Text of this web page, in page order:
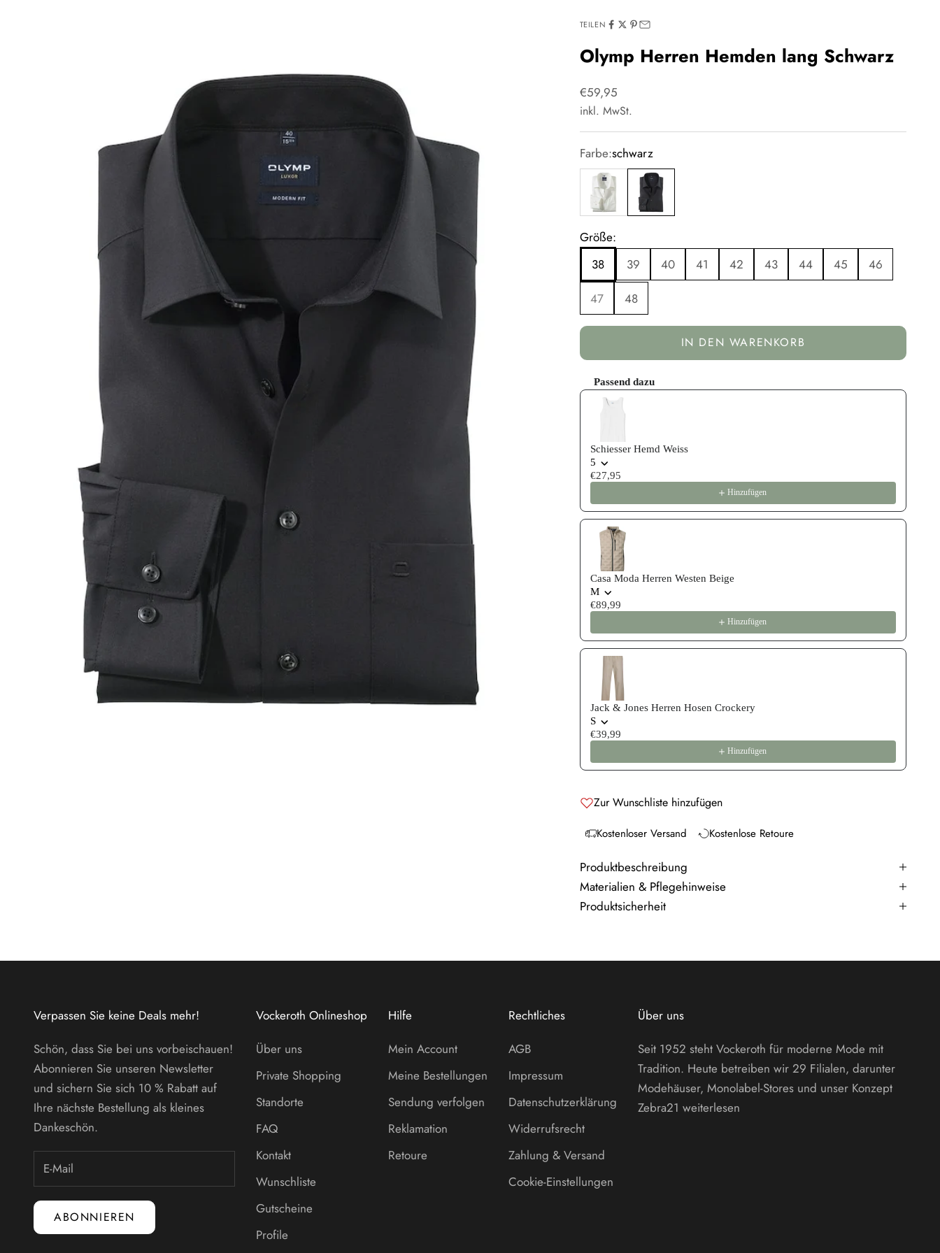
TEILEN
Olymp Herren Hemden lang Schwarz
Angebot
€59,95
inkl. MwSt.
Farbe:schwarz
weiss
schwarz
Größe:
38
39 40 41 42 43 44 45 46
47 48
IN DEN WARENKORB
Passend dazu
Use the Previous and Next buttons to navigate through product
Schiesser Hemd Weiss
5
€27,95
Hinzufügen
Casa Moda Herren Westen Beige
M
€89,99
Hinzufügen
Jack & Jones Herren Hosen Crockery
S
€39,99
Hinzufügen
Zur Wunschliste hinzufügen
Kostenloser Versand Kostenlose Retoure
Produktbeschreibung
Materialien & Pflegehinweise
Produktsicherheit
Verpassen Sie keine Deals mehr!
Schön, dass Sie bei uns vorbeischauen!
Abonnieren Sie unseren Newsletter
und sichern Sie sich 10 % Rabatt auf
Ihre nächste Bestellung als kleines
Dankeschön.
ABONNIEREN
Vockeroth Onlineshop
Über uns
Private Shopping
Standorte
FAQ
Kontakt
Wunschliste
Gutscheine
Profile
Hilfe
Mein Account
Meine Bestellungen
Sendung verfolgen
Reklamation
Retoure
Rechtliches
AGB
Impressum
Datenschutzerklärung
Widerrufsrecht
Zahlung & Versand
Cookie-Einstellungen
Über uns
Seit 1952 steht Vockeroth für moderne Mode mit
Tradition. Heute betreiben wir 29 Filialen, darunter
Modehäuser, Monolabel-Stores und unser Konzept
Zebra21 weiterlesen